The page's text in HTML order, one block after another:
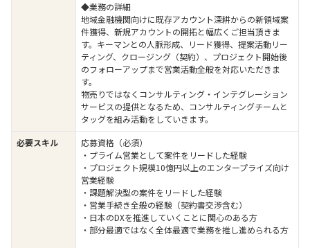
◆業務の詳細
地域金融機関向けに既存アカウント深耕からの新領域案
件獲得、新規アカウントの開拓と幅広くご担当頂きま
す。キーマンとの人脈形成、リード獲得、提案活動リー
ティング、クロージング（契約）、プロジェクト開始後
のフォローアップまで営業活動全般を対応いただきま
す。
物売りではなくコンサルティング・インテグレーション
サービスの提供となるため、コンサルティングチームと
タッグを組み活動をしていきます。
必要スキル
応募資格（必須）
・プライム営業として案件をリードした経験
・プロジェクト規模10億円以上のエンタープライズ向け
営業経験
・課題解決型の案件をリードした経験
・営業手続き全般の経験（契約書交渉含む）
・日本のDXを推進していくことに関心のある方
・部分最適ではなく全体最適で業務を推し進められる方